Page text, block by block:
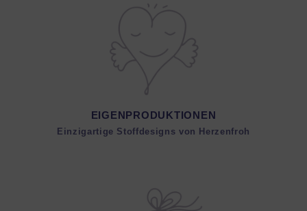
EIGENPRODUKTIONEN
Einzigartige Stoffdesigns von Herzenfroh